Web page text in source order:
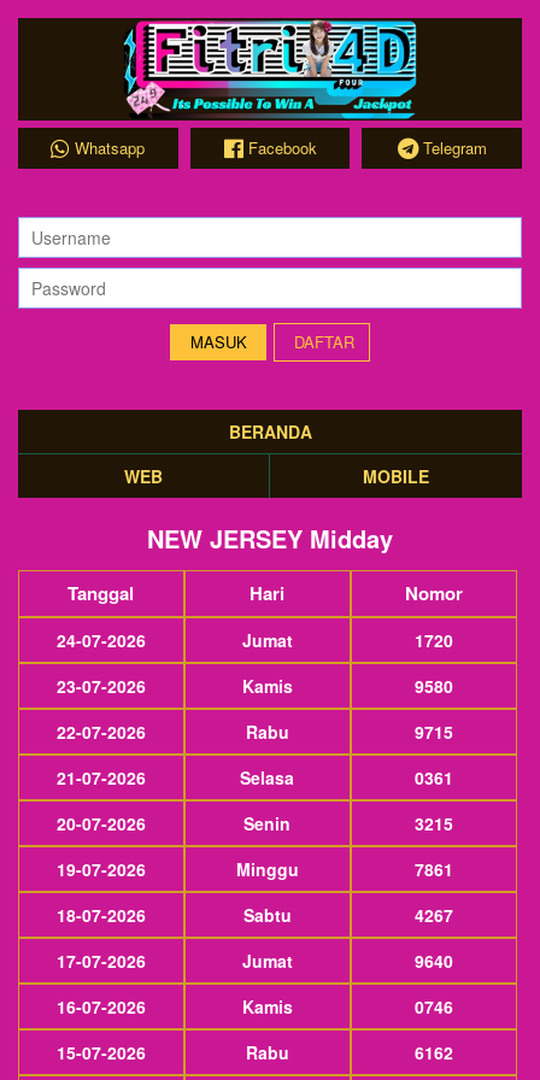
Whatsapp Facebook Telegram
DAFTAR
BERANDA
WEB
MOBILE
NEW JERSEY Midday
Tanggal Hari Nomor
24-07-2026 Jumat
1720
23-07-2026
Kamis
9580
22-07-2026
Rabu
9715
21-07-2026
Selasa
0361
20-07-2026
Senin
3215
19-07-2026
Minggu
7861
18-07-2026
Sabtu
4267
17-07-2026
Jumat
9640
16-07-2026
Kamis
0746
15-07-2026
Rabu 6162